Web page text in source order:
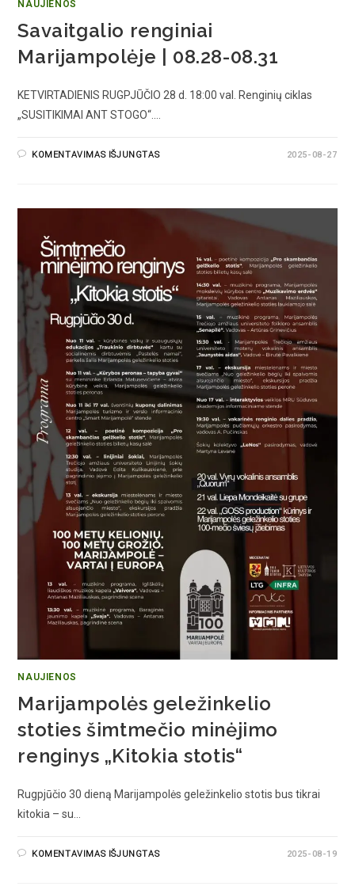
NAUJIENOS
Savaitgalio renginiai
Marijampolėje | 08.28-08.31
KETVIRTADIENIS RUGPJŪČIO 28 d. 18:00 val. Renginių ciklas
„SUSITIKIMAI ANT STOGO“.…
KOMENTAVIMAS IŠJUNGTAS 2025-08-27
NAUJIENOS
Marijampolės geležinkelio
stoties šimtmečio minėjimo
renginys „Kitokia stotis“
Rugpjūčio 30 dieną Marijampolės geležinkelio stotis bus tikrai
kitokia – su…
KOMENTAVIMAS IŠJUNGTAS 2025-08-19